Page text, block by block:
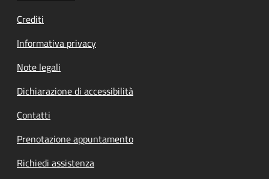
Crediti
Informativa privacy
Note legali
Dichiarazione di accessibilità
Contatti
Prenotazione appuntamento
Richiedi assistenza